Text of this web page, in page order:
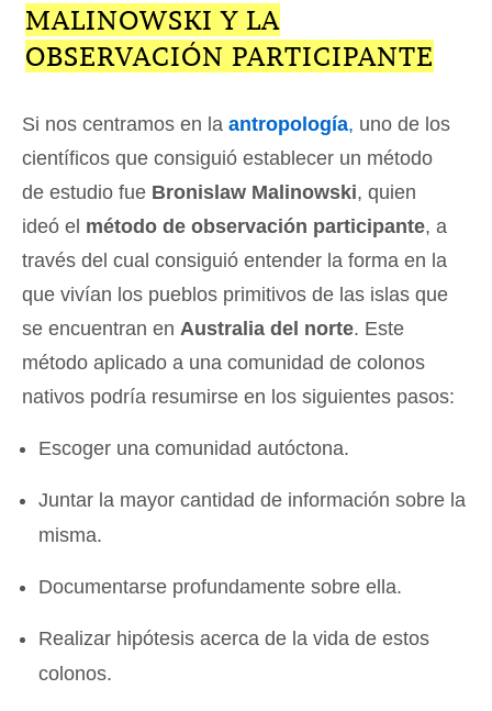
MALINOWSKI Y LA
OBSERVACIÓN PARTICIPANTE
Si nos centramos en la antropología, uno de los
científicos que consiguió establecer un método
de estudio fue Bronislaw Malinowski, quien
ideó el método de observación participante, a
través del cual consiguió entender la forma en la
que vivían los pueblos primitivos de las islas que
se encuentran en Australia del norte. Este
método aplicado a una comunidad de colonos
nativos podría resumirse en los siguientes pasos:
Escoger una comunidad autóctona.
Juntar la mayor cantidad de información sobre la
misma.
Documentarse profundamente sobre ella.
Realizar hipótesis acerca de la vida de estos
colonos.